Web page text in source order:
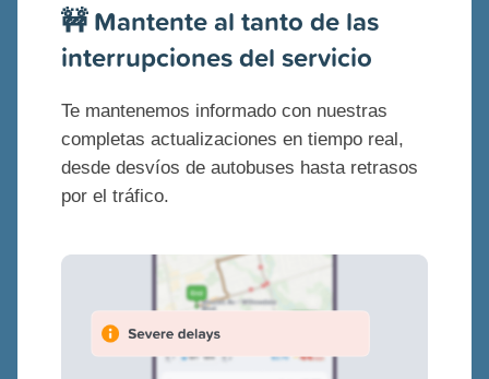
🚧 Mantente al tanto de las
interrupciones del servicio
Te mantenemos informado con nuestras
completas actualizaciones en tiempo real,
desde desvíos de autobuses hasta retrasos
por el tráfico.